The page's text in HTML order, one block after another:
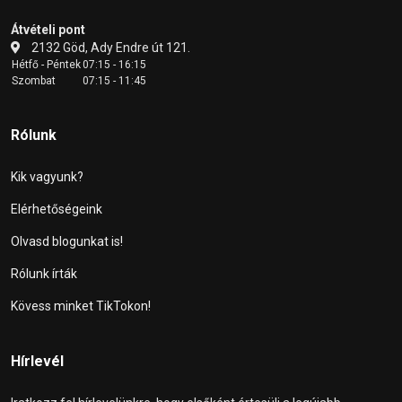
Átvételi pont
2132 Göd, Ady Endre út 121.
Hétfő - Péntek07:15 - 16:15
Szombat
07:15 - 11:45
Rólunk
Kik vagyunk?
Elérhetőségeink
Olvasd blogunkat is!
Rólunk írták
Kövess minket TikTokon!
Hírlevél